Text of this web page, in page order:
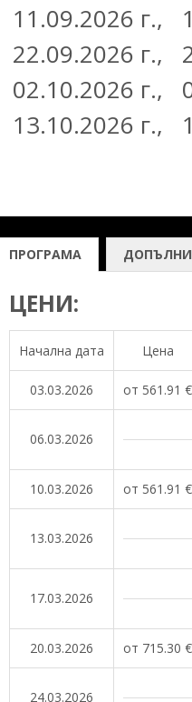
11.09.2026 г.,
22.09.2026 г.,
02.10.2026 г.,
13.10.2026 г.,
ПРОГРАМА
ЦЕНИ:
Начална дата Цена
03.03.2026 от 561.91 €
06.03.2026
10.03.2026 от 561.91 €
13.03.2026
17.03.2026
20.03.2026 от 715.30 €
24.03.2026